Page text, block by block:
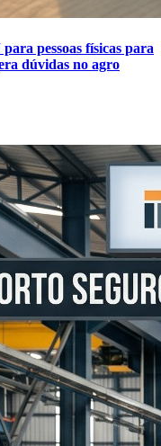
pessoas físicas para
dúvidas no agro